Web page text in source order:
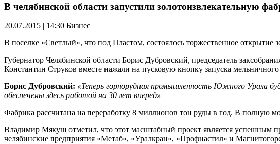
В челябинской области запустили золотоизвлекательную
20.07.2015 | 14:30 Бизнес
В поселке «Светлый», что под Пластом, состоялось торжественное открытие
Губернатор Челябинской области Борис Дубровский, председатель
Константин Струков вместе нажали на пусковую кнопку запуска
Борис Дубровский: «Теперь горнорудная промышленность Южного Урала
обеспечены здесь работой на 30 лет вперед»
Фабрика рассчитана на переработку 8 миллионов тон руды в год. В полную
Владимир Мякуш отметил, что этот масштабный проект является успешным
челябинские предприятия «Метаб», «Уралкран», «Профнастил» и